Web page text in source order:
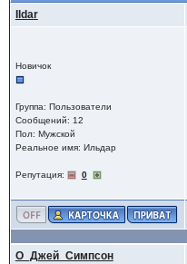
Ildar
Новичок
Группа: Пользователи
Сообщений: 12
Пол: Мужской
Реальное имя: Ильдар
Репутация: 0
О_Джей_Симпсон